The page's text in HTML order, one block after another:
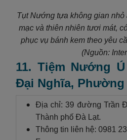
Tụt Nướng tựa không gian nhỏ
mạc và thiên nhiên tươi mát,
phục vụ bánh kem theo yêu
(Nguồn:
11. Tiệm Nướng
Đại Nghĩa, Phường
Địa chỉ: 39 đường Trần
Thành phố Đà Lạt.
Thông tin liên hệ: 0981